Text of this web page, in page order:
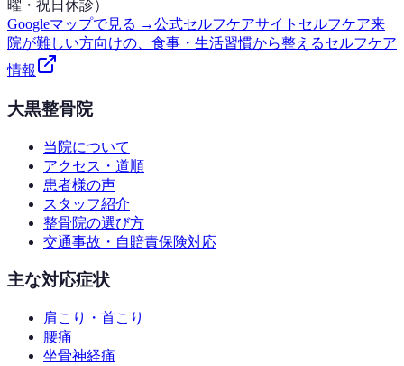
曜・祝日休診）
Googleマップで見る →公式セルフケアサイト セルフケア来
院が難しい方向けの、食事・生活習慣から整えるセルフケア
情報
大黒整骨院
当院について
アクセス・道順
患者様の声
スタッフ紹介
整骨院の選び方
交通事故・自賠責保険対応
主な対応症状
肩こり・首こり
腰痛
坐骨神経痛